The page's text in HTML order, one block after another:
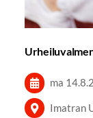
ma
Imatran